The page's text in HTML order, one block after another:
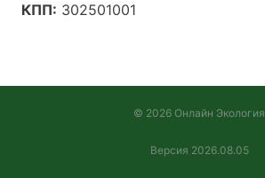
КПП: 302501001
© 2026 Онлайн Экология
Версия 2026.08.05